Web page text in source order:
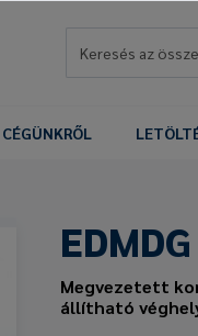
CÉGÜNKRŐL
Megvezetett
állítható